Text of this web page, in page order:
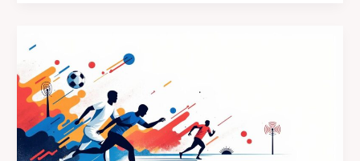
faits
marquants
de
la
10e
journée
à